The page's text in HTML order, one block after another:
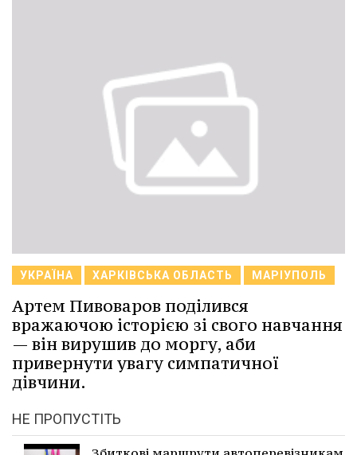
УКРАЇНА ХАРКІВСЬКА ОБЛАСТЬ МАРІУПОЛЬ
Артем Пивоваров поділився
вражаючою історією зі свого навчання
— він вирушив до моргу, аби
привернути увагу симпатичної
дівчини.
НЕ ПРОПУСТІТЬ